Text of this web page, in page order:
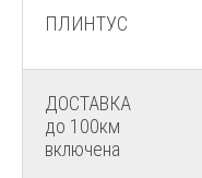
ПЛИНТУС
ДОСТАВКА
до 100км
включена